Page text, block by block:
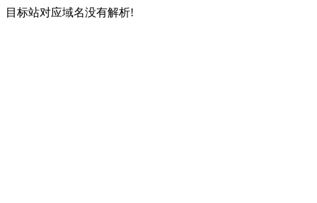
目标站对应域名没有解析!